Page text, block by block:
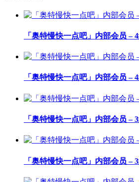
「奥特慢快一点吧」内部会员 –
「奥特慢快一点吧」内部会员 –
「奥特慢快一点吧」内部会员 –
「奥特慢快一点吧」内部会员 –